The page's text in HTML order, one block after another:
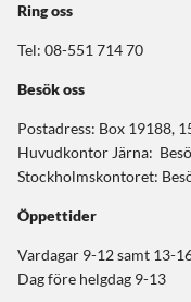
Ring oss
Tel: 08-551 714 70
Besök oss
Postadress: Box 19188,
Huvudkontor Järna:
Stockholmskontoret:
Öppettider
Vardagar 9-12 samt 13-
Dag före helgdag 9-13